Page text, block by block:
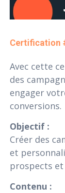
Certification
Avec cette
des
engager
conversions.
Objectif :
Créer des
et
prospects
Contenu :